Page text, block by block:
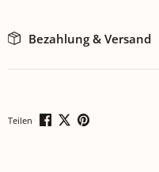
Bezahlung & Versand
Teilen